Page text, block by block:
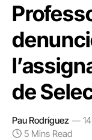
de
Pau Rodríguez
5 Mins Read